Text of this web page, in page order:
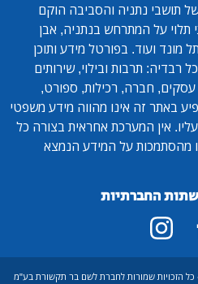
תושבי נתניה והסביבה הוקם
תלוי על המתרחש בנתניה, אבן
מונד ועוד. בפורטל מידע ותוכן
רבדיה: תרבות ובילוי, שירותים
עסקים, חברה, רכילות, ספורט,
באתר זה אינו מהווה מידע משפטי
אין המערכת אחראית בצורה כל
מהסתמכות על המידע הנמצא
החברתיות
- כל הזכויות שמורות לחברת לשם בר תקשורת בע"מ